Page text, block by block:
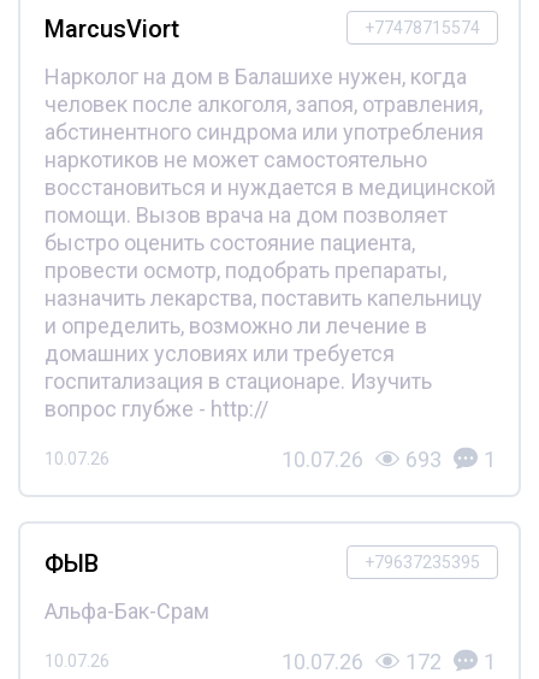
+77478715574
MarcusViort
Нарколог на дом в Балашихе нужен, когда
человек после алкоголя, запоя, отравления,
абстинентного синдрома или употребления
наркотиков не может самостоятельно
восстановиться и нуждается в медицинской
помощи. Вызов врача на дом позволяет
быстро оценить состояние пациента,
провести осмотр, подобрать препараты,
назначить лекарства, поставить капельницу
и определить, возможно ли лечение в
домашних условиях или требуется
госпитализация в стационаре. Изучить
вопрос глубже - http://
10.07.26 10.07.26 693 1
+79637235395
ФЫВ
Альфа-Бак-Срам
10.07.26 10.07.26 172 1